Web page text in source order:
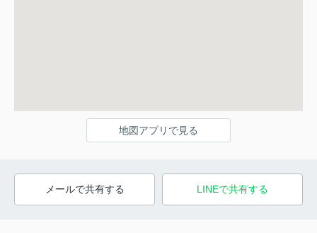
地図アプリで見る
メールで共有する LINEで共有する